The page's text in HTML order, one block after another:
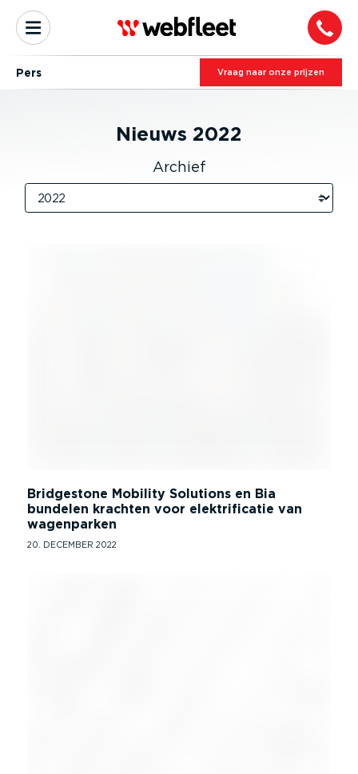
Pers Vraag naar onze prijzen
Nieuws 2022
Archief
Bridgestone Mobility Solutions en Bia
bundelen krachten voor elektrificatie van
wagenparken
20. DECEMBER 2022